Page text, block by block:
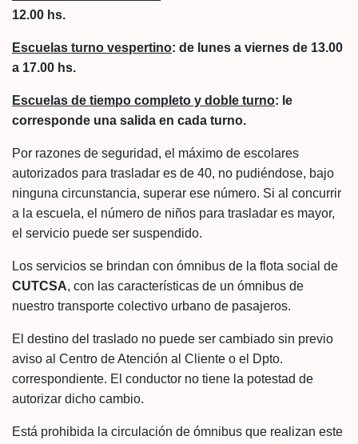
12.00 hs.
Escuelas turno vespertino: de lunes a viernes de 13.00
a 17.00 hs.
Escuelas de tiempo completo y doble turno: le
corresponde una salida en cada turno.
Por razones de seguridad, el máximo de escolares
autorizados para trasladar es de 40, no pudiéndose, bajo
ninguna circunstancia, superar ese número. Si al concurrir
a la escuela, el número de niños para trasladar es mayor,
el servicio puede ser suspendido.
Los servicios se brindan con ómnibus de la flota social de
CUTCSA, con las características de un ómnibus de
nuestro transporte colectivo urbano de pasajeros.
El destino del traslado no puede ser cambiado sin previo
aviso al Centro de Atención al Cliente o el Dpto.
correspondiente. El conductor no tiene la potestad de
autorizar dicho cambio.
Está prohibida la circulación de ómnibus que realizan este